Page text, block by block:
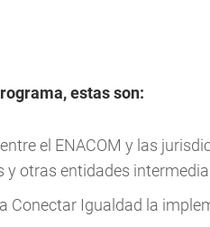
estas son:
entre el ENACOM y las
y otras entidades
Conectar Igualdad la